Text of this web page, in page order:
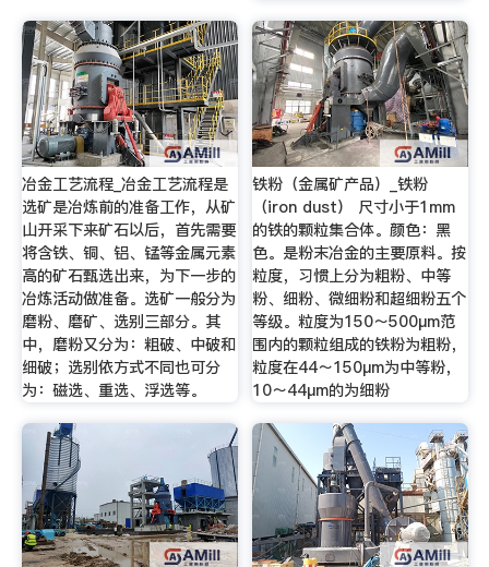
冶金工艺流程_冶金工艺流程是
选矿是冶炼前的准备工作，从矿
山开采下来矿石以后，首先需要
将含铁、铜、铝、锰等金属元素
高的矿石甄选出来，为下一步的
冶炼活动做准备。选矿一般分为
磨粉、磨矿、选别三部分。其
中，磨粉又分为：粗破、中破和
细破；选别依方式不同也可分
为：磁选、重选、浮选等。
铁粉（金属矿产品）_铁粉
（iron dust） 尺寸小于1mm
的铁的颗粒集合体。颜色：黑
色。是粉末冶金的主要原料。按
粒度，习惯上分为粗粉、中等
粉、细粉、微细粉和超细粉五个
等级。粒度为150～500μm范
围内的颗粒组成的铁粉为粗粉，
粒度在44～150μm为中等粉，
10～44μm的为细粉